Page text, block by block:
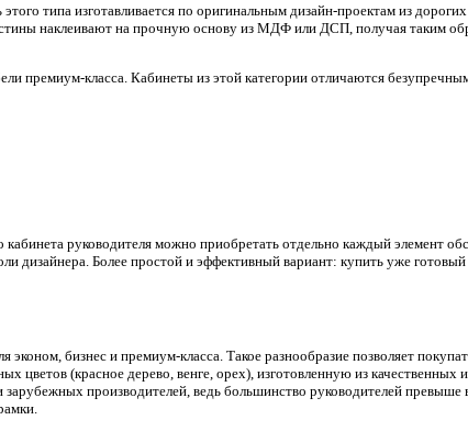
типа изготавливается по оригинальным дизайн-проектам из
наклеивают на прочную основу из МДФ или ДСП, получая таким
премиум-класса. Кабинеты из этой категории отличаются
руководителя можно приобретать отдельно каждый элемент
Более простой и эффективный вариант: купить уже готовый
бизнес и премиум-класса. Такое разнообразие позволяет
цветов (красное дерево, венге, орех), изготовленную из качественных
производителей, ведь большинство руководителей превыше